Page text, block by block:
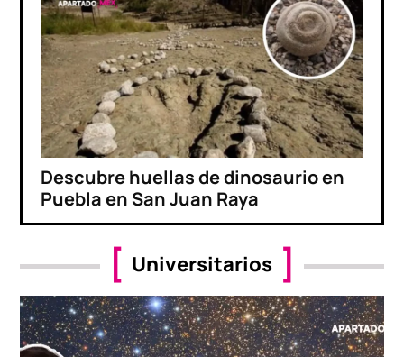
Descubre huellas de dinosaurio en
Puebla en San Juan Raya
Universitarios